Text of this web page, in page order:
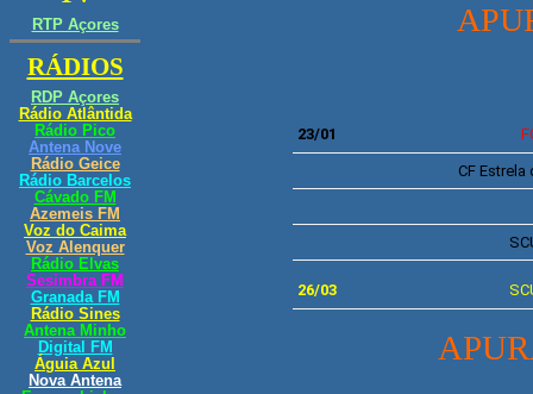
A
23/01
CF Estrela
26/03